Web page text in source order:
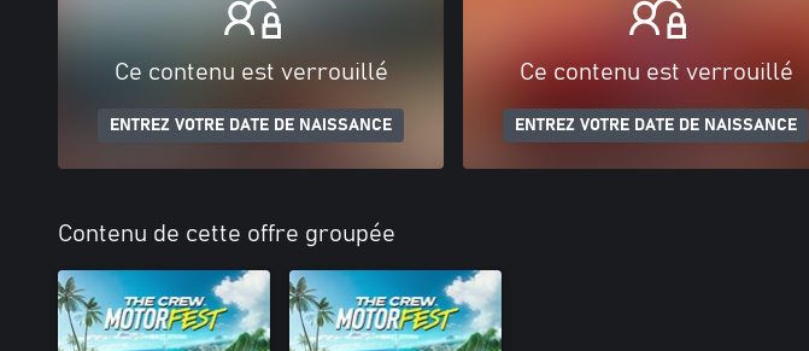
Ce contenu est verrouillé
ENTREZ VOTRE DATE DE NAISSANCE
Ce contenu est verrouillé
ENTREZ VOTRE DATE DE NAISSANCE
Contenu de cette offre groupée